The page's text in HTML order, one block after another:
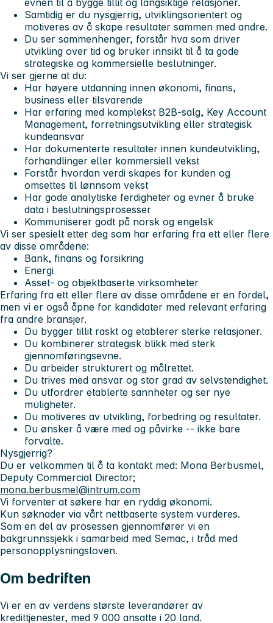
Samtidig er du nysgjerrig, utviklingsorientert og
motiveres av å skape resultater sammen med andre.
Du ser sammenhenger, forstår hva som driver
utvikling over tid og bruker innsikt til å ta gode
strategiske og kommersielle beslutninger.
Vi ser gjerne at du:
Har høyere utdanning innen økonomi, finans,
business eller tilsvarende
Har erfaring med komplekst B2B-salg, Key Account
Management, forretningsutvikling eller strategisk
kundeansvar
Har dokumenterte resultater innen kundeutvikling,
forhandlinger eller kommersiell vekst
Forstår hvordan verdi skapes for kunden og
omsettes til lønnsom vekst
Har gode analytiske ferdigheter og evner å bruke
data i beslutningsprosesser
Kommuniserer godt på norsk og engelsk
Vi ser spesielt etter deg som har erfaring fra ett eller flere
av disse områdene:
Bank, finans og forsikring
Energi
Asset- og objektbaserte virksomheter
Erfaring fra ett eller flere av disse områdene er en fordel,
men vi er også åpne for kandidater med relevant erfaring
fra andre bransjer.
Du bygger tillit raskt og etablerer sterke relasjoner.
Du kombinerer strategisk blikk med sterk
gjennomføringsevne.
Du arbeider strukturert og målrettet.
Du trives med ansvar og stor grad av selvstendighet.
Du utfordrer etablerte sannheter og ser nye
muligheter.
Du motiveres av utvikling, forbedring og resultater.
Du ønsker å være med og påvirke -- ikke bare
forvalte.
Nysgjerrig?
Du er velkommen til å ta kontakt med: Mona Berbusmel,
Deputy Commercial Director;
mona.berbusmel@intrum.com
Vi forventer at søkere har en ryddig økonomi.
Kun søknader via vårt nettbaserte system vurderes.
Som en del av prosessen gjennomfører vi en
bakgrunnssjekk i samarbeid med Semac, i tråd med
personopplysningsloven.
Om bedriften
Vi er en av verdens største leverandører av
kredittjenester, med 9 000 ansatte i 20 land.